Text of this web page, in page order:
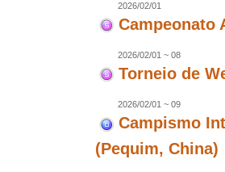
2026/02/01
Campeonato
2026/02/01 ~ 08
Torneio de
2026/02/01 ~ 09
Campismo
(Pequim, China)